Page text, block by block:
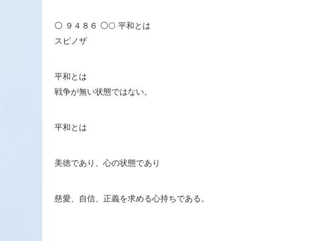
⚪ ９４８６ ⚪🌕 平和とは
スピノザ
平和とは
戦争が無い状態ではない。
平和とは
美徳であり、心の状態であり
慈愛、自信、正義を求める心持ちである。